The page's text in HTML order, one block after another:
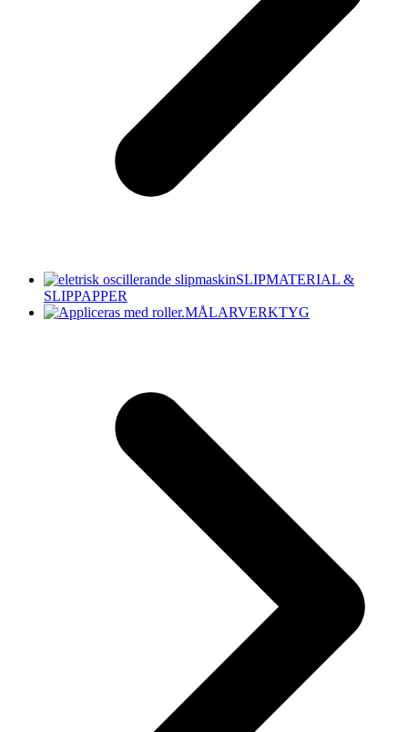
SLIPMATERIAL &
SLIPPAPPER
MÅLARVERKTYG